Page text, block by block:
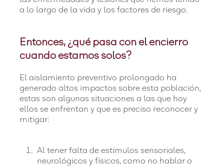
a lo largo de la vida y los factores de riesgo.
Entonces, ¿qué pasa con el encierro
cuando estamos solos?
El aislamiento preventivo prolongado ha
generado altos impactos sobre esta población,
estas son algunas situaciones a las que hoy
ellos se enfrentan y que es preciso reconocer y
mitigar:
Al tener falta de estímulos sensoriales,
neurológicos y físicos, como no hablar o